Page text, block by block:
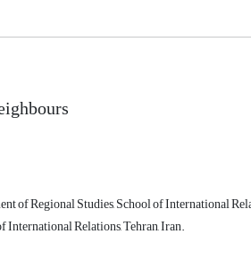
of Regional Studies, School of International
Relations, Tehran, Iran.